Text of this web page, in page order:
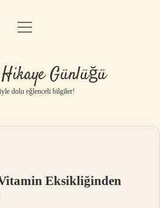
Anasayfa
Yasal Uyarı
menüyü
Günlüğü
dolu eğlenceli bilgiler!
Eksikliğinden